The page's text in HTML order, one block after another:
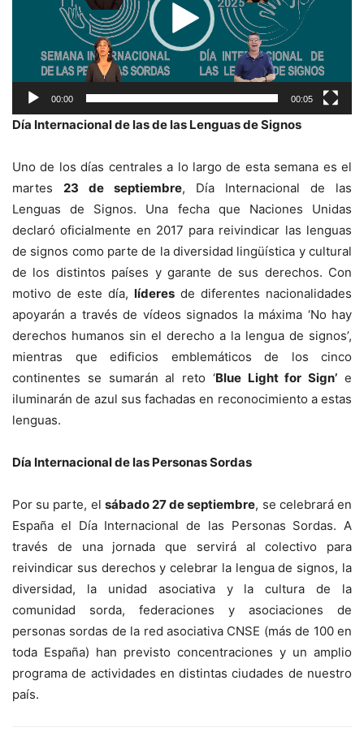
00:00 00:05
Día Internacional de lasde las Lenguas de Signos
Uno de los días centrales a lo largo de esta semana es el
martes 23 de septiembre, Día Internacional de las
Lenguas de Signos. Una fecha que Naciones Unidas
declaró oficialmente en 2017 para reivindicar las lenguas
de signos como parte de la diversidad lingüística y cultural
de los distintos países y garante de sus derechos. Con
motivo de este día, líderes de diferentes nacionalidades
apoyarán a través de vídeos signados la máxima ‘No hay
derechos humanos sin el derecho a la lengua de signos’,
mientras que edificios emblemáticos de los cinco
continentes se sumarán al reto ‘Blue Light for Sign’ e
iluminarán de azul sus fachadas en reconocimiento a estas
lenguas.
Día Internacional de las Personas Sordas
Por su parte, el sábado 27 de septiembre, se celebrará en
España el Día Internacional de las Personas Sordas. A
través de una jornada que servirá al colectivo para
reivindicar sus derechos y celebrar la lengua de signos, la
diversidad, la unidad asociativa y la cultura de la
comunidad sorda, federaciones y asociaciones de
personas sordas de la red asociativa CNSE (más de 100 en
toda España) han previsto concentraciones y un amplio
programa de actividades en distintas ciudades de nuestro
país.